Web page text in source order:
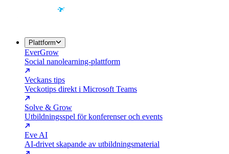
Plattform
EverGrow
Social nanolearning-plattform
Veckans tips
Veckotips direkt i Microsoft Teams
Solve & Grow
Utbildningsspel för konferenser och events
Eve AI
AI-drivet skapande av utbildningsmaterial